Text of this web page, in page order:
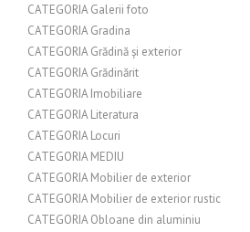
CATEGORIA Galerii foto
CATEGORIA Gradina
CATEGORIA Grădină și exterior
CATEGORIA Grădinărit
CATEGORIA Imobiliare
CATEGORIA Literatura
CATEGORIA Locuri
CATEGORIA MEDIU
CATEGORIA Mobilier de exterior
CATEGORIA Mobilier de exterior rustic
CATEGORIA Obloane din aluminiu